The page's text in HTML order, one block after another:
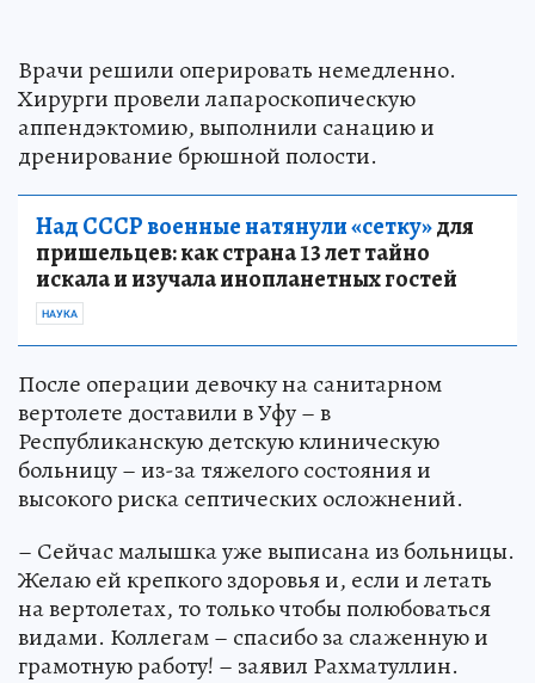
Врачи решили оперировать немедленно.
Хирурги провели лапароскопическую
аппендэктомию, выполнили санацию и
дренирование брюшной полости.
Над СССР военные натянули «сетку»для
пришельцев: как страна 13 лет тайно
искала и изучала инопланетных гостей
НАУКА
После операции девочку на санитарном
вертолете доставили в Уфу – в
Республиканскую детскую клиническую
больницу – из-за тяжелого состояния и
высокого риска септических осложнений.
– Сейчас малышка уже выписана из больницы.
Желаю ей крепкого здоровья и, если и летать
на вертолетах, то только чтобы полюбоваться
видами. Коллегам – спасибо за слаженную и
грамотную работу! – заявил Рахматуллин.